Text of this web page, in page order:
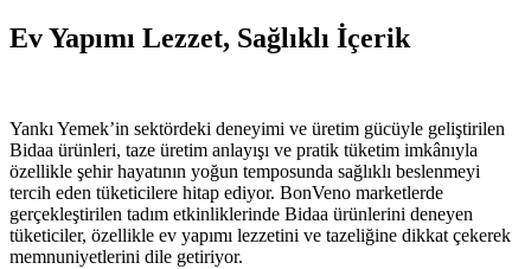
Ev Yapımı Lezzet, Sağlıklı İçerik
Yankı Yemek’in sektördeki deneyimi ve üretim gücüyle geliştirilen
Bidaa ürünleri, taze üretim anlayışı ve pratik tüketim imkânıyla
özellikle şehir hayatının yoğun temposunda sağlıklı beslenmeyi
tercih eden tüketicilere hitap ediyor. BonVeno marketlerde
gerçekleştirilen tadım etkinliklerinde Bidaa ürünlerini deneyen
tüketiciler, özellikle ev yapımı lezzetini ve tazeliğine dikkat çekerek
memnuniyetlerini dile getiriyor.